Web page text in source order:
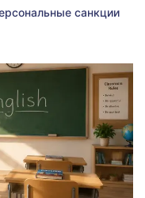
санкции